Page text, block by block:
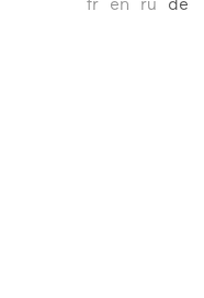
fr en ru de